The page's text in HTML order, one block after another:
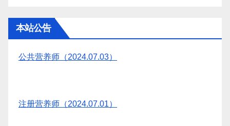
本站公告
公共营养师（2024.07.03）
注册营养师（2024.07.01）